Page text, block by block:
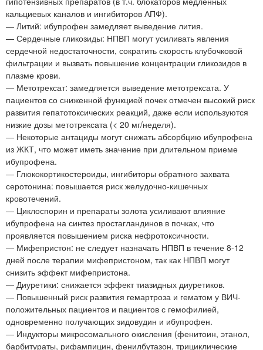
кальциевых каналов и ингибиторов АПФ).
— Литий: ибупрофен замедляет выведение лития.
— Сердечные гликозиды: НПВП могут усиливать явления
сердечной недостаточности, сократить скорость клубочковой
фильтрации и вызвать повышение концентрации гликозидов в
плазме крови.
— Метотрексат: замедляется выведение метотрексата. У
пациентов со сниженной функцией почек отмечен высокий риск
развития гепатотоксических реакций, даже если используются
низкие дозы метотрексата (< 20 мг/неделя).
— Некоторые антациды могут снижать абсорбцию ибупрофена
из ЖКТ, что может иметь значение при длительном приеме
ибупрофена.
— Глюкокортикостероиды, ингибиторы обратного захвата
серотонина: повышается риск желудочно-кишечных
кровотечений.
— Циклоспорин и препараты золота усиливают влияние
ибупрофена на синтез простагландинов в почках, что
проявляется повышением риска нефротоксичности.
— Мифепристон: не следует назначать НПВП в течение 8-12
дней после терапии мифепристоном, так как НПВП могут
снизить эффект мифепристона.
— Диуретики: снижается эффект тиазидных диуретиков.
— Повышенный риск развития гемартроза и гематом у ВИЧ-
положительных пациентов и пациентов с гемофилией,
одновременно получающих зидовудин и ибупрофен.
— Индукторы микросомального окисления (фенитоин, этанол,
барбитураты, рифампицин, фенилбутазон, трициклические